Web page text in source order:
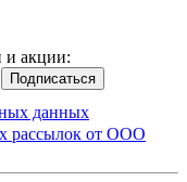
и акции:
данных
рассылок от ООО